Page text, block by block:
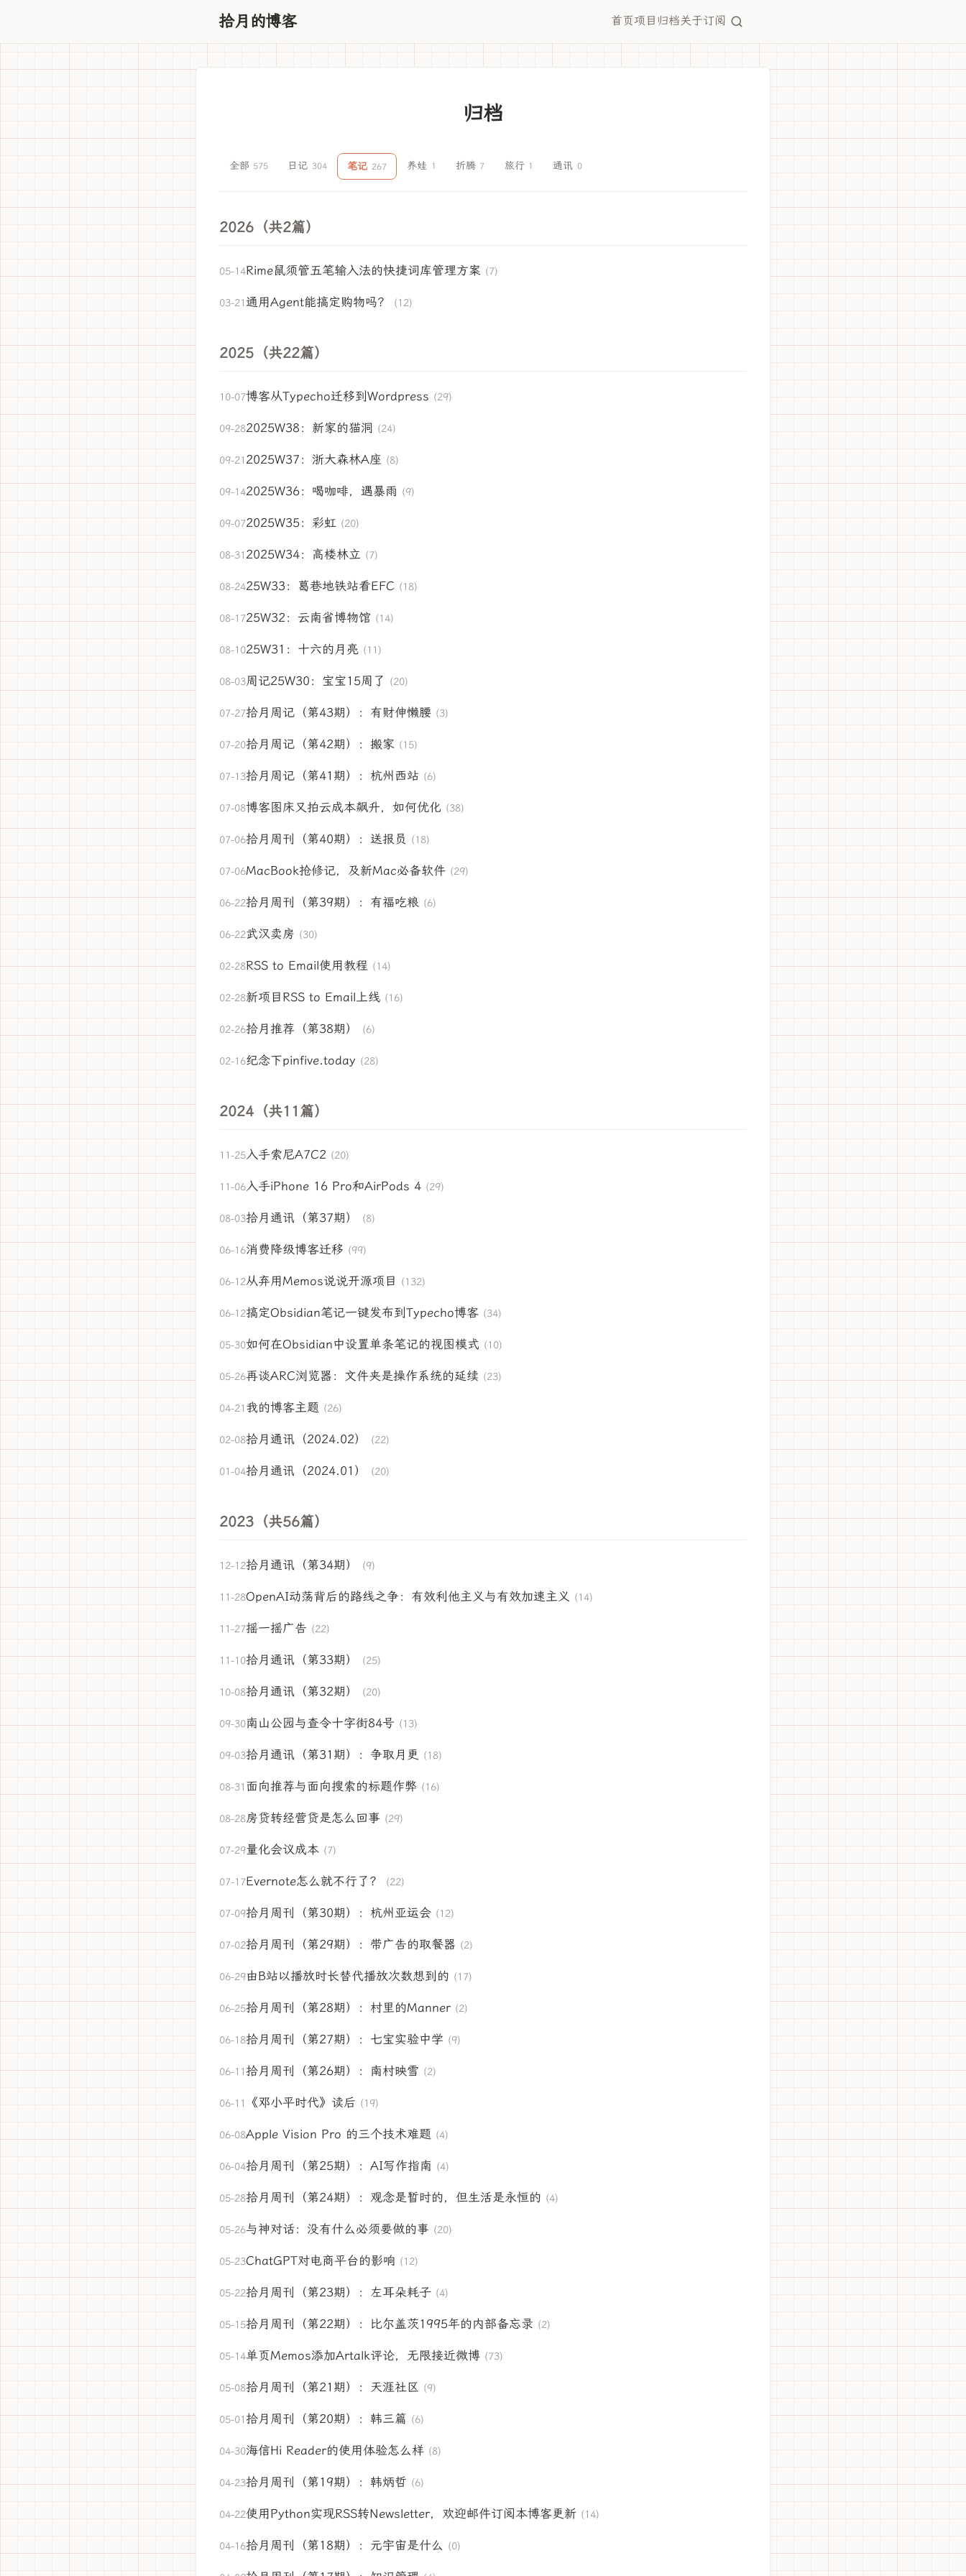
拾月的博客 首页项目 归档关于订阅
归档
全部 575 日记 304 笔记 267 养娃 1 折腾 7 旅行 1 通讯 0
2026（共2篇）
05-14Rime鼠须管五笔输入法的快捷词库管理方案 (7)
03-21通用Agent能搞定购物吗？ (12)
2025（共22篇）
10-07博客从Typecho迁移到Wordpress (29)
09-282025W38：新家的猫洞 (24)
09-21 2025W37：浙大森林A座 (8)
09-142025W36：喝咖啡，遇暴雨 (9)
09-072025W35：彩虹 (20)
08-31 2025W34：高楼林立 (7)
08-2425W33：葛巷地铁站看EFC (18)
08-1725W32：云南省博物馆 (14)
08-1025W31：十六的月亮 (11)
08-03周记25W30：宝宝15周了 (20)
07-27拾月周记（第43期）：有财伸懒腰 (3)
07-20拾月周记（第42期）：搬家 (15)
07-13拾月周记（第41期）：杭州西站 (6)
07-08博客图床又拍云成本飙升，如何优化 (38)
07-06拾月周刊（第40期）：送报员 (18)
07-06MacBook抢修记，及新Mac必备软件 (29)
06-22拾月周刊（第39期）：有福吃粮 (6)
06-22武汉卖房 (30)
02-28RSS to Email使用教程 (14)
02-28新项目RSS to Email上线 (16)
02-26拾月推荐（第38期） (6)
02-16纪念下pinfive.today (28)
2024（共11篇）
11-25入手索尼A7C2 (20)
11-06入手iPhone 16 Pro和AirPods 4 (29)
08-03拾月通讯（第37期） (8)
06-16消费降级博客迁移 (99)
06-12从弃用Memos说说开源项目 (132)
06-12搞定Obsidian笔记一键发布到Typecho博客 (34)
05-30如何在Obsidian中设置单条笔记的视图模式 (10)
05-26再谈ARC浏览器：文件夹是操作系统的延续 (23)
04-21 我的博客主题 (26)
02-08拾月通讯（2024.02） (22)
01-04拾月通讯（2024.01） (20)
2023（共56篇）
12-12拾月通讯（第34期） (9)
11-28OpenAI动荡背后的路线之争：有效利他主义与有效加速主义 (14)
11-27摇一摇广告 (22)
11-10拾月通讯（第33期） (25)
10-08拾月通讯（第32期） (20)
09-30南山公园与查令十字街84号 (13)
09-03拾月通讯（第31期）：争取月更 (18)
08-31 面向推荐与面向搜索的标题作弊 (16)
08-28房贷转经营贷是怎么回事 (29)
07-29量化会议成本 (7)
07-17Evernote怎么就不行了？ (22)
07-09拾月周刊（第30期）：杭州亚运会 (12)
07-02拾月周刊（第29期）：带广告的取餐器 (2)
06-29由B站以播放时长替代播放次数想到的 (17)
06-25拾月周刊（第28期）：村里的Manner (2)
06-18拾月周刊（第27期）：七宝实验中学 (9)
06-11拾月周刊（第26期）：南村映雪 (2)
06-11 《邓小平时代》读后 (19)
06-08Apple Vision Pro 的三个技术难题 (4)
06-04拾月周刊（第25期）：AI写作指南 (4)
05-28拾月周刊（第24期）：观念是暂时的，但生活是永恒的 (4)
05-26与神对话：没有什么必须要做的事 (20)
05-23ChatGPT对电商平台的影响 (12)
05-22拾月周刊（第23期）：左耳朵耗子 (4)
05-15拾月周刊（第22期）：比尔盖茨1995年的内部备忘录 (2)
05-14单页Memos添加Artalk评论，无限接近微博 (73)
05-08拾月周刊（第21期）：天涯社区 (9)
05-01拾月周刊（第20期）：韩三篇 (6)
04-30海信Hi Reader的使用体验怎么样 (8)
04-23拾月周刊（第19期）：韩炳哲 (6)
04-22使用Python实现RSS转Newsletter，欢迎邮件订阅本博客更新 (14)
04-16拾月周刊（第18期）：元宇宙是什么 (0)